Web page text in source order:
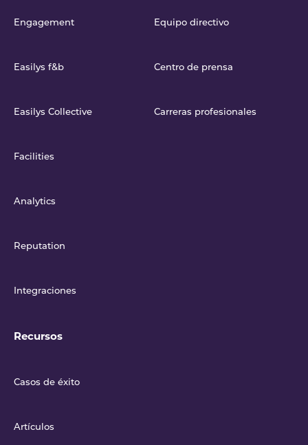
Engagement
Easilys f&b
Easilys Collective
Facilities
Analytics
Reputation
Integraciones
Equipo directivo
Centro de prensa
Carreras profesionales
Recursos
Casos de éxito
Artículos